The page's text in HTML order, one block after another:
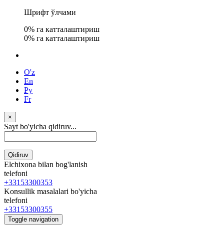
Шрифт ўлчами
0% га катталаштириш
0% га катталаштириш
O'z
En
Ру
Fr
×
Sayt bo'yicha qidiruv...
Qidiruv
Elchixona bilan bog'lanish
telefoni
+33153300353
Konsullik masalalari bo'yicha
telefoni
+33153300355
Toggle navigation